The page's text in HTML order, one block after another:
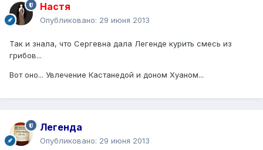
Настя
Опубликовано: 29 июня 2013
Так и знала, что Сергевна дала Легенде курить смесь из
грибов...
Вот оно... Увлечение Кастанедой и доном Хуаном...
Легенда
Опубликовано: 29 июня 2013